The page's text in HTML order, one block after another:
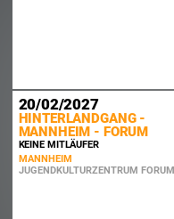
20/02/2027
HINTERLANDGANG -
MANNHEIM - FORUM
KEINE MITLÄUFER
MANNHEIM
JUGENDKULTURZENTRUM FORUM